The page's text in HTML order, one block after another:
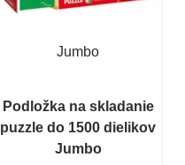
Jumbo
Podložka na skladanie
puzzle do 1500 dielikov
Jumbo